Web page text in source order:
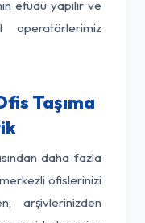
etüdü yapılır ve
operatörlerimiz
Taşıma
daha fazla
ofislerinizi
arşivlerinizden